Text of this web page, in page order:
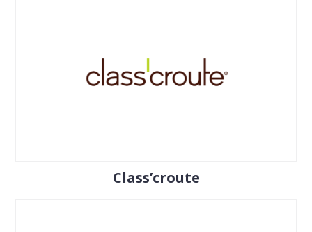
Class’croute